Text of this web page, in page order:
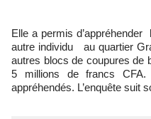
Elle a permis
autre individu au quartier
autres blocs de coupures de
5 millions de francs
appréhendés. L’enquête suit